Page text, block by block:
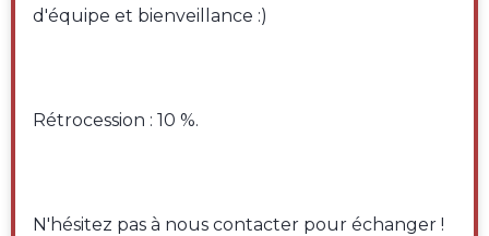
d'équipe et bienveillance :)
Rétrocession : 10 %.
N'hésitez pas à nous contacter pour échanger !